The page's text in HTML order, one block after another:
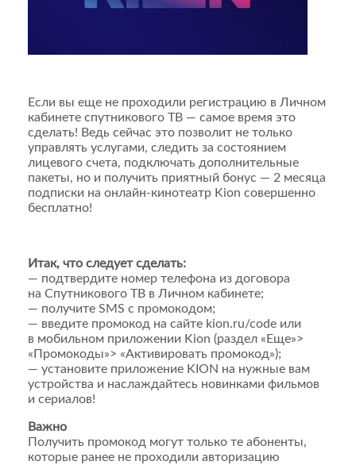
Если вы еще не проходили регистрацию в Личном
кабинете спутникового ТВ — самое время это
сделать! Ведь сейчас это позволит не только
управлять услугами, следить за состоянием
лицевого счета, подключать дополнительные
пакеты, но и получить приятный бонус — 2 месяца
подписки на онлайн-кинотеатр Kion совершенно
бесплатно!
Итак, что следует сделать:
— подтвердите номер телефона из договора
на Спутникового ТВ в Личном кабинете;
— получите SMS с промокодом;
— введите промокод на сайте kion.ru/codе или
в мобильном приложении Kion (раздел «Еще»>
«Промокоды»> «Активировать промокод»);
— установите приложение KION на нужные вам
устройства и наслаждайтесь новинками фильмов
и сериалов!
Важно
Получить промокод могут только те абоненты,
которые ранее не проходили авторизацию